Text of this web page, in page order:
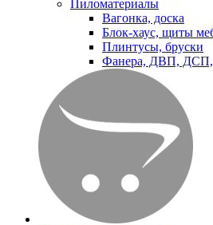
Пиломатериалы
Вагонка, доска
Блок-хаус, щиты
Плинтусы, бруски
Фанера, ДВП, ДСП,